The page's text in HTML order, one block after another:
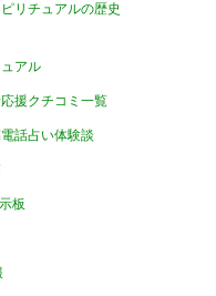
リチュアルの歴史
アル
援クチコミ一覧
話占い体験談
板